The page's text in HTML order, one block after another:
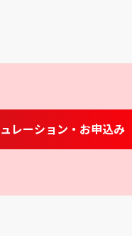
レーション ・お申込み